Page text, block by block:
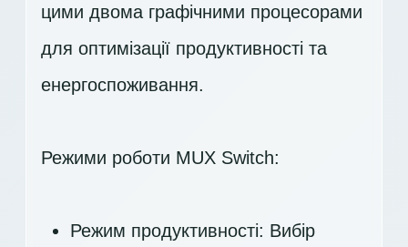
цими двома графічними процесорами
для оптимізації продуктивності та
енергоспоживання.
Режими роботи MUX Switch:
Режим продуктивності: Вибір